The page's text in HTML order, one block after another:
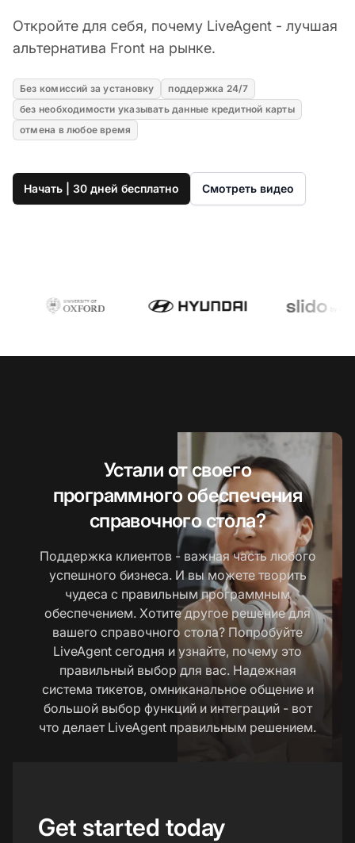
Откройте для себя, почему LiveAgent - лучшая
альтернатива Front на рынке.
Без комиссий за установку
поддержка 24/7
без необходимости указывать данные кредитной карты
отмена в любое время
Начать | 30 дней бесплатно Смотреть видео
Устали от своего
программного обеспечения
справочного стола?
Поддержка клиентов - важная часть любого
успешного бизнеса. И вы можете творить
чудеса с правильным программным
обеспечением. Хотите другое решение для
вашего справочного стола? Попробуйте
LiveAgent сегодня и узнайте, почему это
правильный выбор для вас. Надежная
система тикетов, омниканальное общение и
большой выбор функций и интеграций - вот
что делает LiveAgent правильным решением.
Get started today